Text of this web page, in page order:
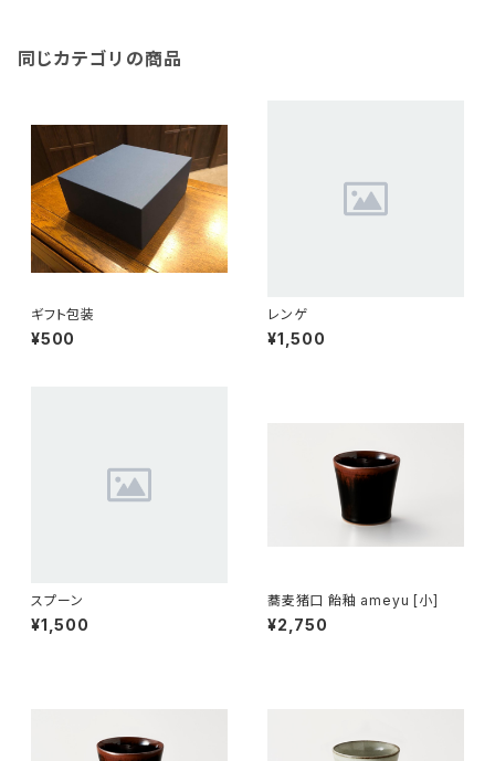
同じカテゴリの商品
ギフト包装
¥500
レンゲ
¥1,500
スプーン
¥1,500
蕎麦猪口 飴釉 ameyu [小]
¥2,750